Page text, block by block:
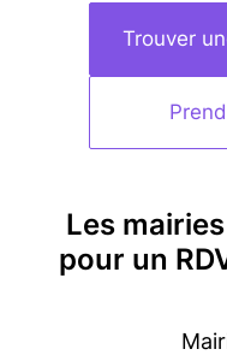
Trouver
Les
pour un